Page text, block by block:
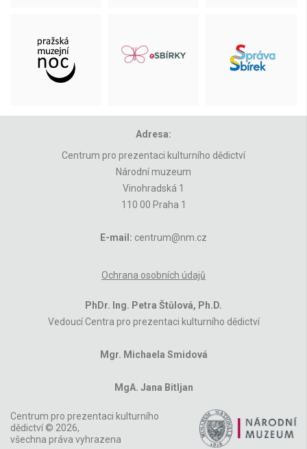
Adresa:
Centrum pro prezentaci kulturního dědictví
Národní muzeum
Vinohradská 1
110 00 Praha 1
E-mail: centrum@nm.cz
Ochrana osobních údajů
PhDr. Ing. Petra Štůlová, Ph.D.
Vedoucí Centra pro prezentaci kulturního dědictví
Mgr. Michaela Smidová
MgA. Jana Bitljan
Centrum pro prezentaci kulturního
dědictví © 2026,
všechna práva vyhrazena